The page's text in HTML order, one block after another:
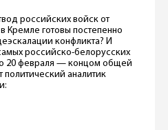
российских войск от
Кремле готовы постепенно
конфликта? И
российско-белорусских
20 февраля — концом общей
политический аналитик